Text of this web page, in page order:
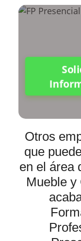
Otros
que
en el área
Mueble y